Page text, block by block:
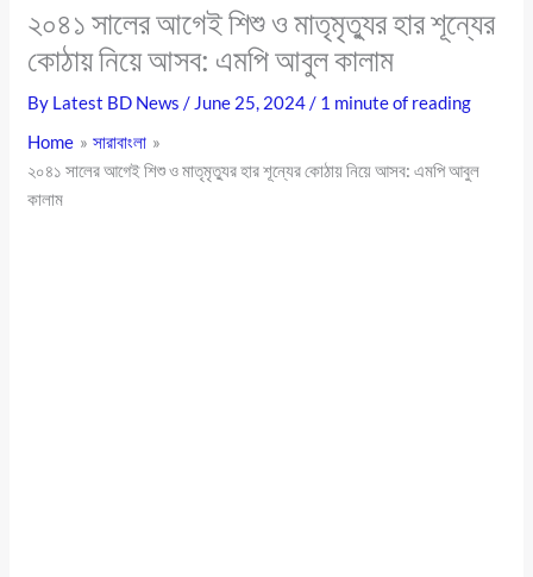
২০৪১ সালের আগেই শিশু ও মাতৃমৃত্যুর হার শূন্যের
কোঠায় নিয়ে আসব: এমপি আবুল কালাম
By Latest BD News/ June 25, 2024/ 1 minute of reading
Home
সারাবাংলা
২০৪১ সালের আগেই শিশু ও মাতৃমৃত্যুর হার শূন্যের কোঠায় নিয়ে আসব: এমপি আবুল
কালাম